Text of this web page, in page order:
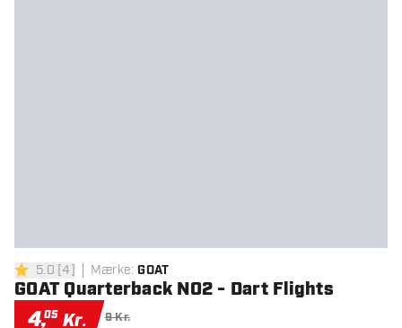
5 bedømmelsesstjerner
5.0 [4] Mærke: GOAT
GOAT Quarterback NO2 - Dart Flights
4,05 Kr. 9 Kr.